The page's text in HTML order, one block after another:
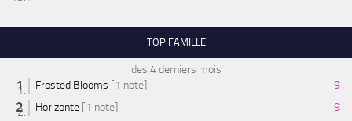
TOP FAMILLE
des 4 derniers mois
Frosted Blooms [1 note]
9
Horizonte [1 note]
9